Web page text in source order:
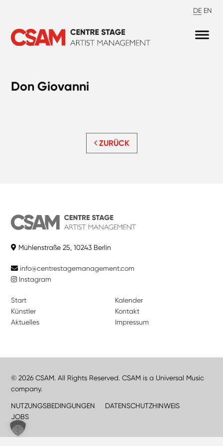
DE EN
Don Giovanni
ZURÜCK
Mühlenstraße 25, 10243 Berlin
info@centrestagemanagement.com
Instagram
Start
Künstler
Aktuelles
Kalender
Kontakt
Impressum
© 2026 CSAM. All Rights Reserved. CSAM is a Universal Music
company.
NUTZUNGSBEDINGUNGEN
DATENSCHUTZHINWEIS
JOBS